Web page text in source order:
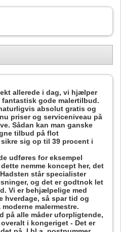
allerede i dag, vi hjælper
gode malertilbud.
absolut gratis og
priser og serviceniveau på
Sådan kan man ganske
tilbud på flot
sig op til 39 procent i
udføres for eksempel
nemme koncept her, det
står specialister
og det er godtnok let
Vi er behjælpelige med
hverdage, så spar tid og
malermestre.
på alle måder uforpligtende,
i kongeriget - Det er